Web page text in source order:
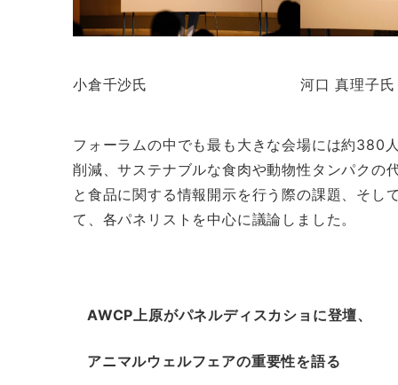
小倉千沙氏 河口 真理子氏
フォーラムの中でも最も大きな会場には約380
削減、サステナブルな食肉や動物性タンパクの
と食品に関する情報開示を行う際の課題、そし
て、各パネリストを中心に議論しました。
AWCP上原がパネルディスカショに登壇、
アニマルウェルフェアの重要性を語る